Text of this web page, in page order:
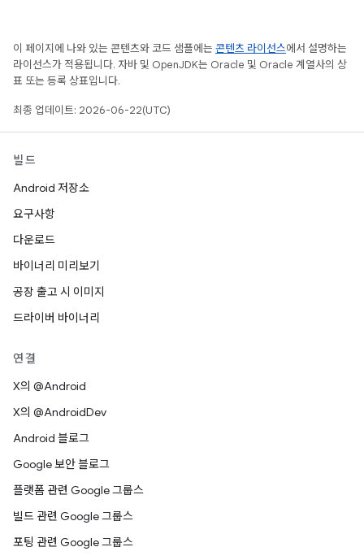
이 페이지에 나와 있는 콘텐츠와 코드 샘플에는 콘텐츠 라이선스에서 설명하는
라이선스가 적용됩니다. 자바 및 OpenJDK는 Oracle 및 Oracle 계열사의 상
표 또는 등록 상표입니다.
최종 업데이트: 2026-06-22(UTC)
빌드
Android 저장소
요구사항
다운로드
바이너리 미리보기
공장 출고 시 이미지
드라이버 바이너리
연결
X의 @Android
X의 @AndroidDev
Android 블로그
Google 보안 블로그
플랫폼 관련 Google 그룹스
빌드 관련 Google 그룹스
포팅 관련 Google 그룹스